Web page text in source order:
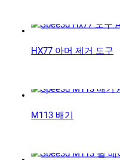
리소스
HX77 아머 제거 도구
M113 배기